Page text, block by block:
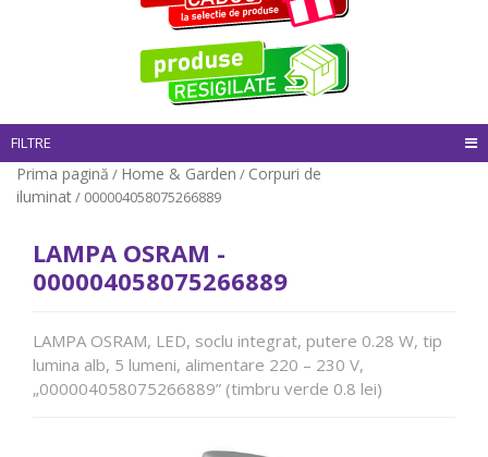
FILTRE
Prima pagină / Home & Garden / Corpuri de
iluminat/ 000004058075266889
LAMPA OSRAM -
000004058075266889
LAMPA OSRAM, LED, soclu integrat, putere 0.28 W, tip
lumina alb, 5 lumeni, alimentare 220 – 230 V,
„000004058075266889” (timbru verde 0.8 lei)